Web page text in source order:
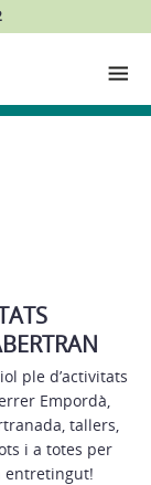
ple d’activitats
Empordà,
tallers,
i a totes per
entretingut!